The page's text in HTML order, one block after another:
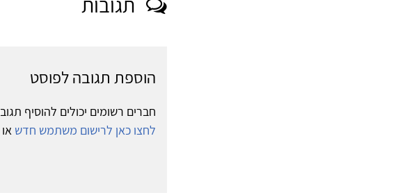
הוספת תגובה לפוסט
חברים רשומים יכולים להוסיף
לחצו כאן לרישום משתמש חדש